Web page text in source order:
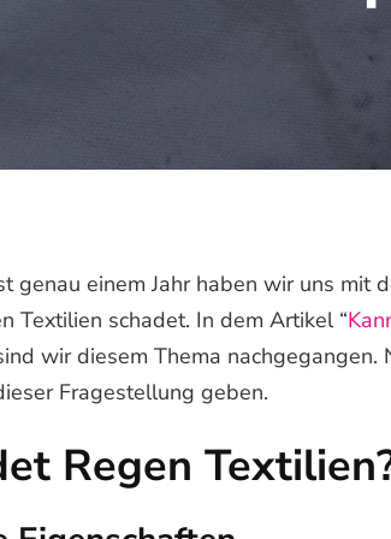
genau einem Jahr haben wir uns mit
Textilien schadet. In dem Artikel “
wir diesem Thema nachgegangen.
Fragestellung geben.
Regen